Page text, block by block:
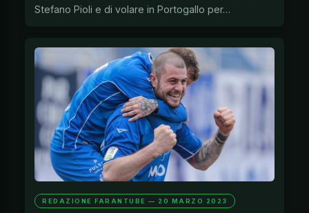
Stefano Pioli e di volare in Portogallo per…
REDAZIONE FARANTUBE — 20 MARZO 2023